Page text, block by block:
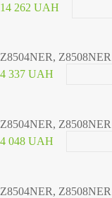
14 262 UAH
Z8504NER,
4 337 UAH
Z8504NER,
4 048 UAH
Z8504NER,